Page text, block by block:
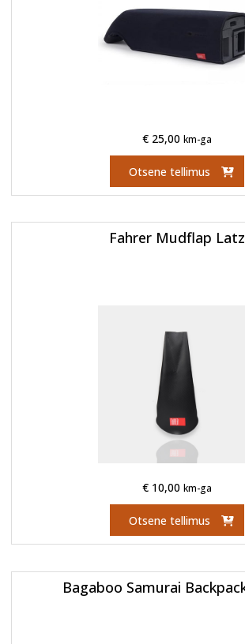
€ 25,00 km-ga
Otsene tellimus
Fahrer Mudflap Latz
€ 10,00 km-ga
Otsene tellimus
Bagaboo Samurai